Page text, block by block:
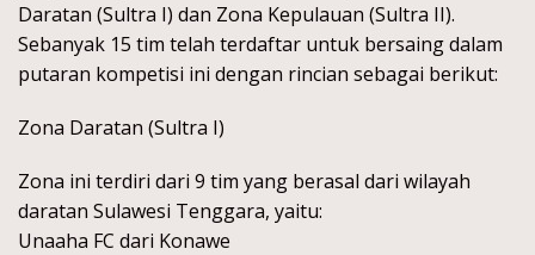
Daratan (Sultra I) dan Zona Kepulauan (Sultra II).
Sebanyak 15 tim telah terdaftar untuk bersaing dalam
putaran kompetisi ini dengan rincian sebagai berikut:
Zona Daratan (Sultra I)
Zona ini terdiri dari 9 tim yang berasal dari wilayah
daratan Sulawesi Tenggara, yaitu:
Unaaha FC dari Konawe